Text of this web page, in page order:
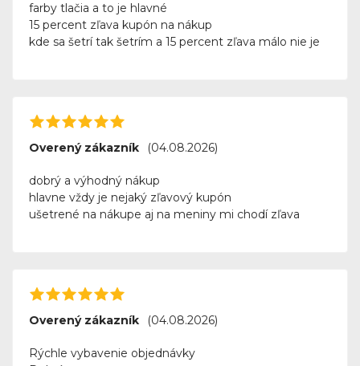
farby tlačia a to je hlavné
15 percent zľava kupón na nákup
kde sa šetrí tak šetrím a 15 percent zľava málo nie je
Overený zákazník (04.08.2026)
dobrý a výhodný nákup
hlavne vždy je nejaký zľavový kupón
ušetrené na nákupe aj na meniny mi chodí zľava
Overený zákazník (04.08.2026)
Rýchle vybavenie objednávky